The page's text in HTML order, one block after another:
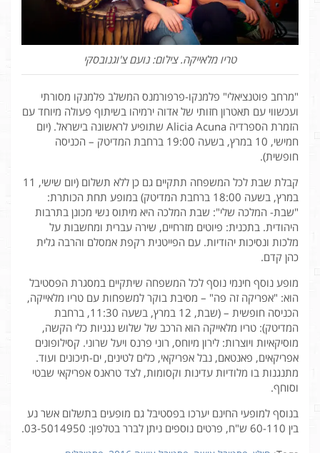
טריו מלאייקה. צילום: נועם צ'וגנובסקי
"מרחב פוטנציאלי" פלמנקו-פרפורמנס המשלב פלמנקו מסורתי
ועכשווי עם תאטרון חזותי של אדוה ירמיהו בשיתוף פעולה מיוחד עם
הזמרת הספרדיה Alicia Acuna שתופיע לראשונה בישראל. (יום
חמישי, 10 במרץ, בשעה 19:00 ברחבת המדיטק – הכניסה
חופשית).
קבלת שבת לכל המשפחה תתקיים גם כן ללא תשלום (יום שישי, 11
במרץ, בשעה 18:00 ברחבת המדיטק) במופע תחת הכותרת:
"שבת- המלכה שלי": שבת המלכה היא מיתוס נשי מכונן בתרבות
היהודית. בתכנית: פיוטים מזרחיים, שירה עברית ומחשבות על
מלכות ונסיכות יהודיות. עם הפייטנית רקפת אמסלם והרבה גלית
כהן קדם.
מופע נוסף חינמי נוסף לכל המשפחה שיתקיים במסגרת הפסטיבל
הוא: "אפריקה זה פה" – מסיבת בוקר למשפחות עם טריו מלאייקה,
הכניסה חופשית – (שבת, 12 במרץ, בשעה 11:30, ברחבת
המדיטק): טריו מלאייקה הוא הרכב של שלוש נגניות כלי הקשה,
מוסיקאיות ויוצרות: לירון מיוחס, רוני פרנס ויעל שרוני. קסילופונים
אפריקאים, פאנטאם, נבל אפריקאי, כלים לטינים, ים-תיכונים ועוד.
מתנגנות בו מלודיות עדינות וקסומות, לצד טראנס אפריקאי שבטי
וסוחף.
בנוסף למופעי החינם יערכו בפסטיבל גם מופעים בתשלום אשר נע
בין 60-110 ש"ח, פרטים נוספים ניתן לברר בטלפון: 03-5014950.